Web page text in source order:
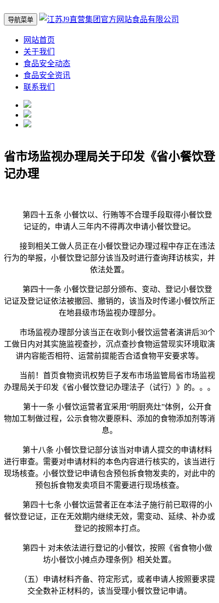
导航菜单
网站首页
关于我们
食品安全动态
食品安全资讯
联系我们
省市场监视办理局关于印发《省小餐饮登
记办理
第四十五条 小餐饮以、行贿等不合理手段取得小餐饮登
记证的，申请人三年内不得再次申请小餐饮登记。
接到相关工做人员正在小餐饮登记办理过程中存正在违法
行为的举报，小餐饮登记部分该当及时进行查询拜访核实，并
依法处置。
第四十一条 小餐饮登记部分颁布、变动、登记小餐饮登
记证及登记证依法被撤回、撤销的，该当及时传递小餐饮所正
在地县级市场监视办理部分。
市场监视办理部分该当正在收到小餐饮运营者演讲后30个
工做日内对其实施监视查抄，沉点查抄食物运营现实环境取演
讲内容能否相符、运营前提能否合适食物平安要求等。
当前！首页食物资讯权势巨子发布市场监管局省市场监视
办理局关于印发《省小餐饮登记办理法子（试行）》的。。。
第十一条 小餐饮运营者宜采用“明厨亮灶”体例，公开食
物加工制做过程，公示食物次要原料、添加的食物添加剂等消
息。
第十八条 小餐饮登记部分该当对申请人提交的申请材料
进行审查。需要对申请材料的本色内容进行核实的，该当进行
现场核查。小餐饮登记申请包含预包拆食物发卖的，对此中的
预包拆食物发卖项目不需要进行现场核查。
第四十七条 小餐饮运营者正在本法子施行前已取得的小
餐饮登记证，正在无效期内继续无效，需变动、延续、补办或
登记的按照本打点。
第四十 对未依法进行登记的小餐饮，按照《省食物小做
坊小餐饮小摊点办理条例》相关处置。
（五）申请材料齐备、符定形式，或者申请人按照要求提
交全数补正材料的，该当受理小餐饮登记申请。